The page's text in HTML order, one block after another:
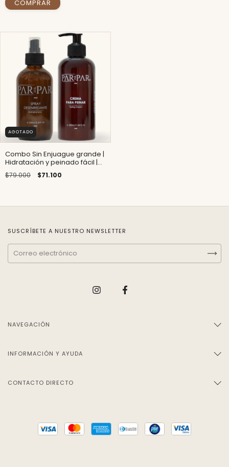
AGOTADO
Combo Sin Enjuague grande |
Hidratación y peinado fácil |
PARPAR
$79.000 $71.100
SUSCRÍBETE A NUESTRO NEWSLETTER
NAVEGACIÓN
INFORMACIÓN Y AYUDA
CONTACTO DIRECTO